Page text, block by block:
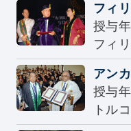
フィ
授与
フィ
アン
授与
トルコ